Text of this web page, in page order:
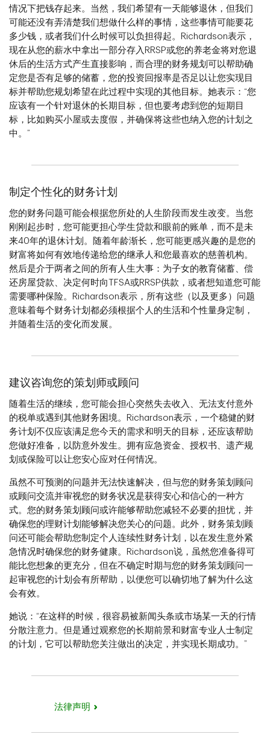
情况下把钱存起来。当然，我们希望有一天能够退休，但我们
可能还没有弄清楚我们想做什么样的事情，这些事情可能要花
多少钱，或者我们什么时候可以负担得起。Richardson表示，
现在从您的薪水中拿出一部分存入RRSP或您的养老金将对您退
休后的生活方式产生直接影响，而合理的财务规划可以帮助确
定您是否有足够的储蓄，您的投资回报率是否足以让您实现目
标并帮助您规划希望在此过程中实现的其他目标。她表示：“您
应该有一个针对退休的长期目标，但也要考虑到您的短期目
标，比如购买小屋或去度假，并确保将这些也纳入您的计划之
中。”
制定个性化的财务计划
您的财务问题可能会根据您所处的人生阶段而发生改变。当您
刚刚起步时，您可能更担心学生贷款和眼前的账单，而不是未
来40年的退休计划。随着年龄渐长，您可能更感兴趣的是您的
财富将如何有效地传递给您的继承人和您最喜欢的慈善机构。
然后是介于两者之间的所有人生大事：为子女的教育储蓄、偿
还房屋贷款、决定何时向TFSA或RRSP供款，或者想知道您可能
需要哪种保险。Richardson表示，所有这些（以及更多）问题
意味着每个财务计划都必须根据个人的生活和个性量身定制，
并随着生活的变化而发展。
建议咨询您的策划师或顾问
随着生活的继续，您可能会担心突然失去收入、无法支付意外
的税单或遇到其他财务困境。Richardson表示，一个稳健的财
务计划不仅应该满足您今天的需求和明天的目标，还应该帮助
您做好准备，以防意外发生。拥有应急资金、授权书、遗产规
划或保险可以让您安心应对任何情况。
虽然不可预测的问题并无法快速解决，但与您的财务策划顾问
或顾问交流并审视您的财务状况是获得安心和信心的一种方
式。您的财务策划顾问或许能够帮助您减轻不必要的担忧，并
确保您的理财计划能够解决您关心的问题。此外，财务策划顾
问还可能会帮助您制定个人连续性财务计划，以在发生意外紧
急情况时确保您的财务健康。Richardson说，虽然您准备得可
能比您想象的更充分，但在不确定时期与您的财务策划顾问一
起审视您的计划会有所帮助，以便您可以确切地了解为什么这
会有效。
她说：“在这样的时候，很容易被新闻头条或市场某一天的行情
分散注意力。但是通过观察您的长期前景和财富专业人士制定
的计划，它可以帮助您关注做出的决定，并实现长期成功。”
法律声明